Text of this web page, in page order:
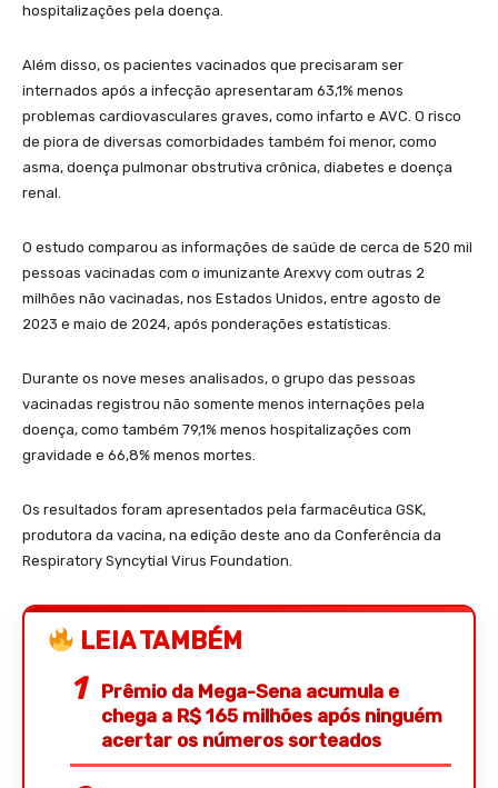
hospitalizações pela doença.
Além disso, os pacientes vacinados que precisaram ser
internados após a infecção apresentaram 63,1% menos
problemas cardiovasculares graves, como infarto e AVC. O risco
de piora de diversas comorbidades também foi menor, como
asma, doença pulmonar obstrutiva crônica, diabetes e doença
renal.
O estudo comparou as informações de saúde de cerca de 520 mil
pessoas vacinadas com o imunizante Arexvy com outras 2
milhões não vacinadas, nos Estados Unidos, entre agosto de
2023 e maio de 2024, após ponderações estatísticas.
Durante os nove meses analisados, o grupo das pessoas
vacinadas registrou não somente menos internações pela
doença, como também 79,1% menos hospitalizações com
gravidade e 66,8% menos mortes.
Os resultados foram apresentados pela farmacêutica GSK,
produtora da vacina, na edição deste ano da Conferência da
Respiratory Syncytial Virus Foundation.
LEIA TAMBÉM
Prêmio da Mega-Sena acumula e
chega a R$ 165 milhões após ninguém
acertar os números sorteados